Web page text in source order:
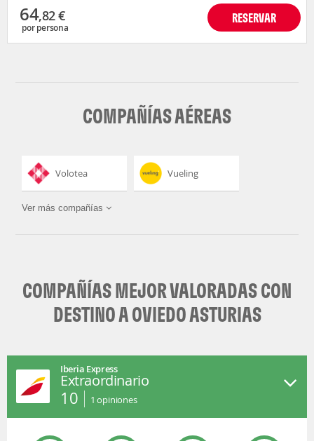
64,82€
por persona
RESERVAR
COMPAÑÍAS AÉREAS
Volotea Vueling
Wizz Air Malta
Ver más compañías
COMPAÑÍAS MEJOR VALORADAS CON
DESTINO A OVIEDO ASTURIAS
Iberia Express
Extraordinario
10 1 opiniones